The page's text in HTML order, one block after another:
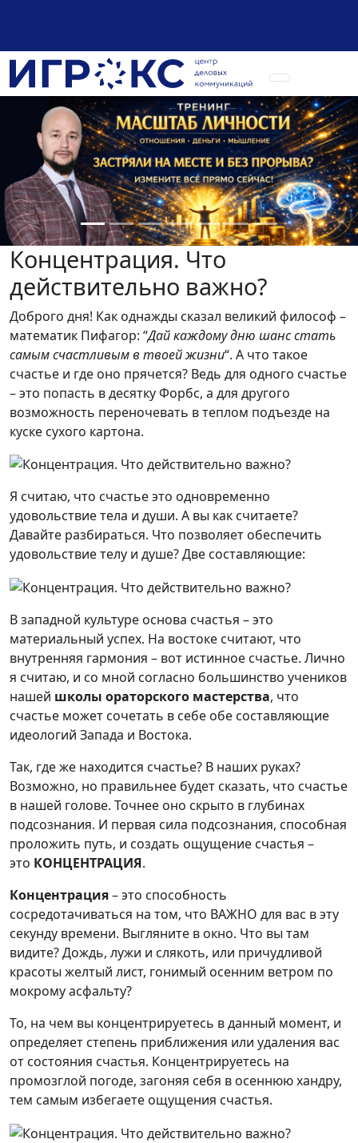
Концентрация. Что
действительно важно?
Доброго дня! Как однажды сказал великий философ –
математик Пифагор: “Дай каждому дню шанс стать
самым счастливым в твоей жизни“. А что такое
счастье и где оно прячется? Ведь для одного счастье
– это попасть в десятку Форбс, а для другого
возможность переночевать в теплом подъезде на
куске сухого картона.
Я считаю, что счастье это одновременно
удовольствие тела и души. А вы как считаете?
Давайте разбираться. Что позволяет обеспечить
удовольствие телу и душе? Две составляющие:
В западной культуре основа счастья – это
материальный успех. На востоке считают, что
внутренняя гармония – вот истинное счастье. Лично
я считаю, и со мной согласно большинство учеников
нашей школы ораторского мастерства, что
счастье может сочетать в себе обе составляющие
идеологий Запада и Востока.
Так, где же находится счастье? В наших руках?
Возможно, но правильнее будет сказать, что счастье
в нашей голове. Точнее оно скрыто в глубинах
подсознания. И первая сила подсознания, способная
проложить путь, и создать ощущение счастья –
это КОНЦЕНТРАЦИЯ.
Концентрация– это способность
сосредотачиваться на том, что ВАЖНО для вас в эту
секунду времени. Выгляните в окно. Что вы там
видите? Дождь, лужи и слякоть, или причудливой
красоты желтый лист, гонимый осенним ветром по
мокрому асфальту?
То, на чем вы концентрируетесь в данный момент, и
определяет степень приближения или удаления вас
от состояния счастья. Концентрируетесь на
промозглой погоде, загоняя себя в осеннюю хандру,
тем самым избегаете ощущения счастья.